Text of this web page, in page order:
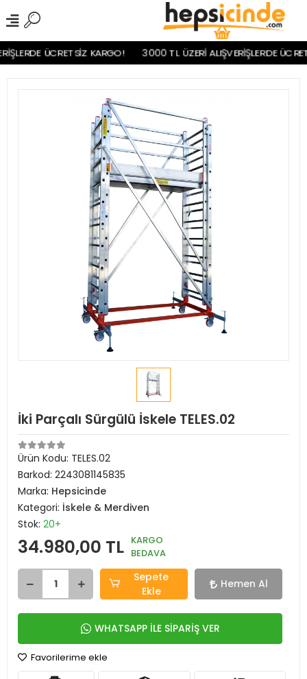
ÜCRETSİZ KARGO! 3000 TL ÜZERİ ALIŞVERİŞLERDE
İki Parçalı Sürgülü İskele TELES.02
Ürün Kodu: TELES.02
Barkod: 2243081145835
Marka: Hepsicinde
Kategori: İskele & Merdiven
Stok: 20+
34.980,00 TL KARGO
BEDAVA
Sepete
Ekle
Hemen Al
WHATSAPP İLE SİPARİŞ VER
Favorilerime ekle